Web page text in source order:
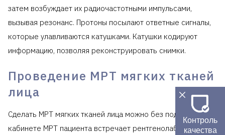
затем возбуждает их радиочастотными импульсами,
вызывая резонанс. Протоны посылают ответные сигналы,
которые улавливаются катушками. Катушки кодируют
информацию, позволяя реконструировать снимки.
Проведение МРТ мягких тканей
лица
Сделать МРТ мягких тканей лица можно без подготовки. В
кабинете МРТ пациента встречает рентгенолаборант,
Контроль
качества